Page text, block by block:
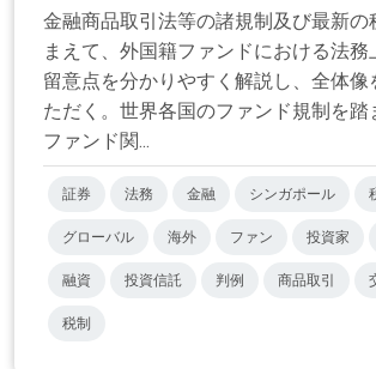
金融商品取引法等の諸規制及び最新の
まえて、外国籍ファンドにおける法務
留意点を分かりやすく解説し、全体像
ただく。世界各国のファンド規制を踏
ファンド関...
証券 法務 金融 シンガポール
グローバル 海外 ファン 投資家
融資 投資信託 判例 商品取引
税制